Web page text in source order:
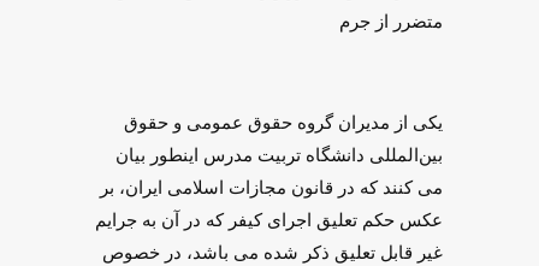
متضرر از جرم
یکی از مدیران گروه حقوق عمومی و حقوق
بین‌المللی دانشگاه تربیت مدرس اینطور بیان
می کنند که در قانون مجازات اسلامی ایران، بر
عکس حکم تعلیق اجرای کیفر که در آن به جرایم
غیر قابل تعلیق ذکر شده می باشد، در خصوص